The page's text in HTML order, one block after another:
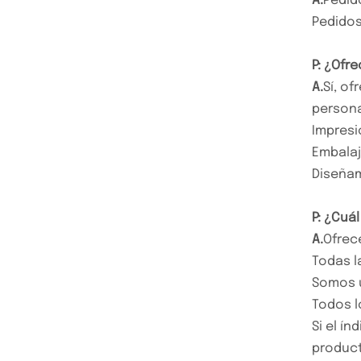
P:
A.Sí,
P:
A.
Todas
Somos
Todos
Si el